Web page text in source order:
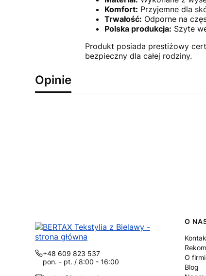
Komfort: Przyjemne dla
Trwałość: Odporne na
Polska produkcja: Szyte
Produkt posiada prestiżowy
bezpieczny dla całej rodziny.
Opinie
+48 609 823 537
pon. - pt. / 8:00 - 16:00
O
O
Blog